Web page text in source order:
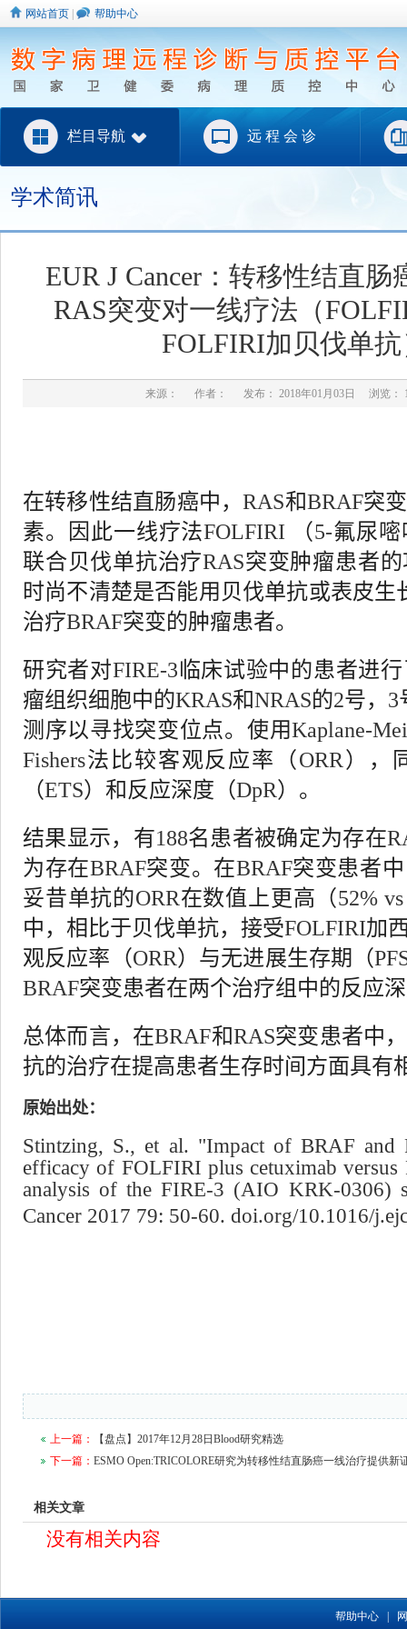
网站首页 帮助中心
栏目导航 远 程 会 诊
学术简讯
EUR J Cancer：转移性结直
RAS突变对一线疗法（
FOLFIRI加贝伐单
来源： 作者： 发布： 2018年01月03日 浏览：
在转移性结直肠癌中，RAS和BRAF突
素。因此一线疗法FOLFIRI （5-氟尿
联合贝伐单抗治疗RAS突变肿瘤患者
时尚不清楚是否能用贝伐单抗或表皮生
治疗BRAF突变的肿瘤患者。
研究者对FIRE-3临床试验中的患者进
瘤组织细胞中的KRAS和NRAS的2号， 3
测序以寻找突变位点。使用Kaplane-
Fishers法比较客观反应率（ORR ），
（ETS）和反应深度（DpR）。
结果显示，有188名患者被确定为存在
为存在BRAF突变。在BRAF突变患者
妥昔单抗的ORR在数值上更高（52%
中，相比于贝伐单抗，接受FOLFIRI加
观反应率（ORR）与无进展生存期（
BRAF突变患者在两个治疗组中的反应
总体而言，在BRAF和RAS突变患者中
抗的治疗在提高患者生存时间方面具有
原始出处：
Stintzing, S., et al. "Impact of BRAF and
efficacy of FOLFIRI plus cetuximab
analysis of the FIRE-3 (AIO KRK-0306)
Cancer 2017 79: 50-60. doi.org/10.1016/
上一篇：
【盘点】2017年12月28日Blood研究精选
下一篇： ESMO Open:TRICOLORE研究为转移性结直肠癌一线治疗提供新
相关文章
没有相关内容
帮助中心